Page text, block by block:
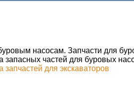
насосам. Запчасти для
запасных частей для буровых
для экскаваторов